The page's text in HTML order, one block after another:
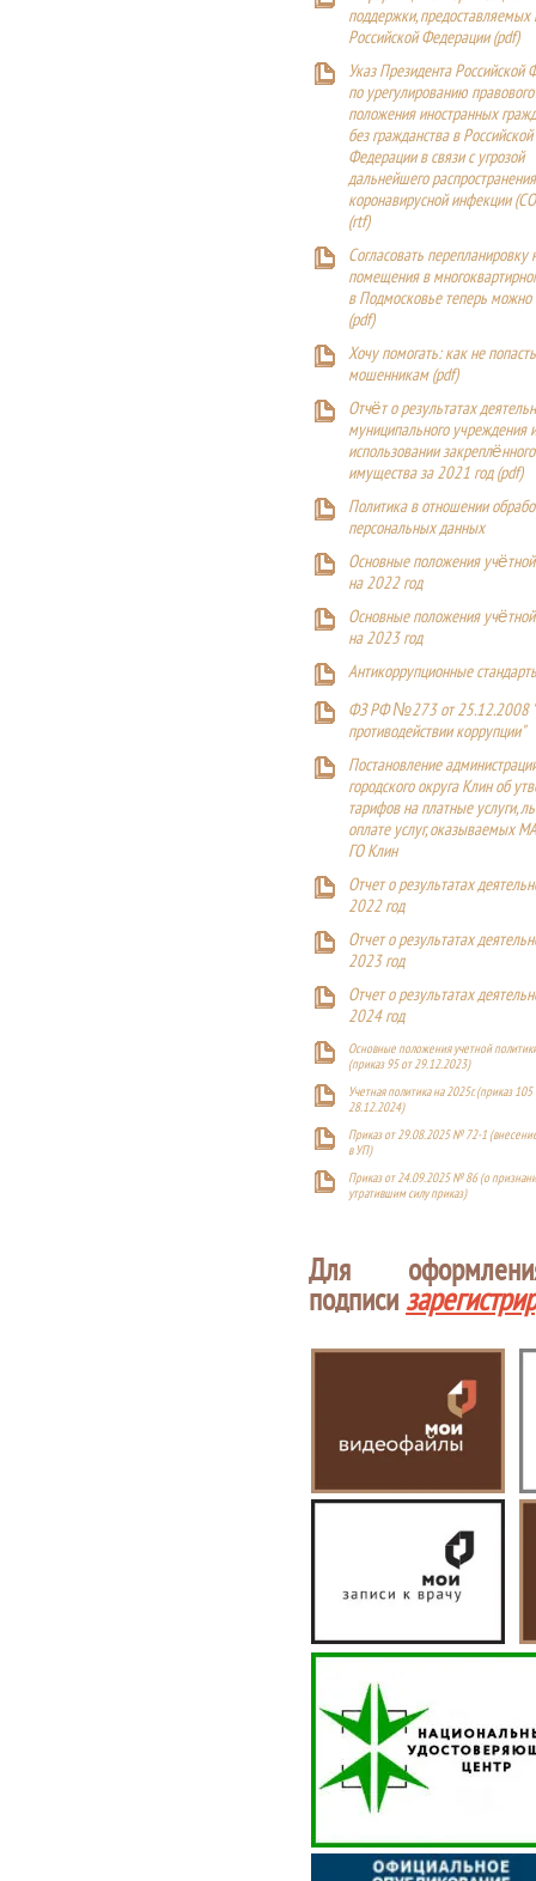
поддержки,
Российской Федерации (pdf)
Указ Президента Российской
по урегулированию правового
положения иностранных
без гражданства в Российской
Федерации в связи с угрозой
дальнейшего
коронавирусной инфекции
(rtf)
Согласовать перепланировку
помещения в
в Подмосковье теперь можно
(pdf)
Хочу помогать: как не
мошенникам (pdf)
Отчёт о результатах
муниципального учреждения
использовании
имущества за 2021 год (pdf)
Политика в отношении
персональных данных
Основные положения
на 2022 год
Основные положения
на 2023 год
Антикоррупционные
ФЗ РФ №273 от 25.12.2008
противодействии коррупции"
Постановление
городского округа Клин об
тарифов на платные услуги,
оплате услуг, оказываемых
ГО Клин
Отчет о результатах
2022 год
Отчет о результатах
2023 год
Отчет о результатах
2024 год
Основные положения учетной
(приказ 95 от 29.12.2023)
Учетная политика на 2025г. (приказ 105
28.12.2024)
Приказ от 29.08.2025 № 72-1
в УП)
Приказ от 24.09.2025 № 86 (о
утратившим силу приказ)
Для
подписи